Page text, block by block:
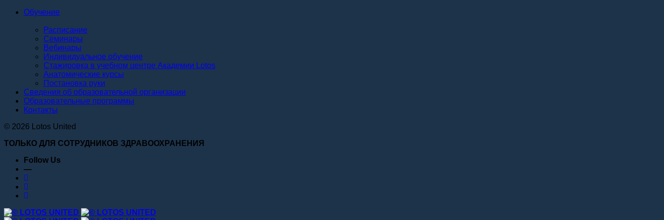
Обучение
Расписание
Семинары
Вебинары
Индивидуальное обучение
Стажировка в учебном центре Академии Lotos
Анатомические курсы
Постановка руки
Сведения об образовательной организации
Образовательные программы
Контакты
© 2026 Lotos United
ТОЛЬКО ДЛЯ СОТРУДНИКОВ ЗДРАВООХРАНЕНИЯ
Follow Us
—